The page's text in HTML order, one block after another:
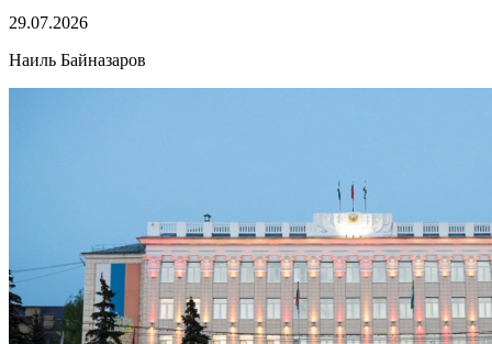
29.07.2026
Наиль Байназаров